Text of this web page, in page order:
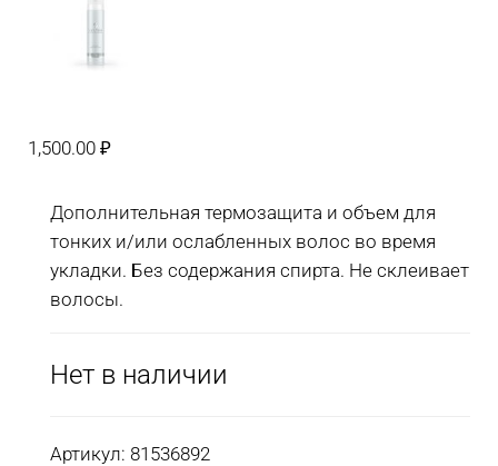
1,500.00 ₽
Дополнительная термозащита и объем для
тонких и/или ослабленных волос во время
укладки. Без содержания спирта. Не склеивает
волосы.
Нет в наличии
Артикул: 81536892